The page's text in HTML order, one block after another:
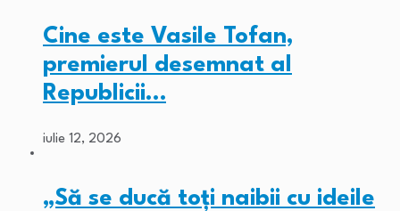
Cine este Vasile Tofan,
premierul desemnat al
Republicii…
iulie 12, 2026
„Să se ducă toți naibii cu ideile